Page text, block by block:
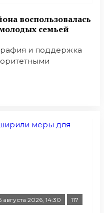
воспользовалась
семьей
и поддержка
августа 2026, 14:30 117